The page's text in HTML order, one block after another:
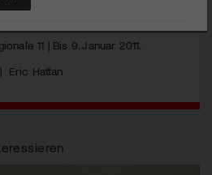
11 | Bis 9. Januar 2011.
| Eric Hattan